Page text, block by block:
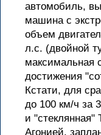
автомобиль,
машина с
объем
л.с. (двойной
максимальная
достижения
Кстати, для
до 100 км/ч за
и "стеклянная"
Агонией,